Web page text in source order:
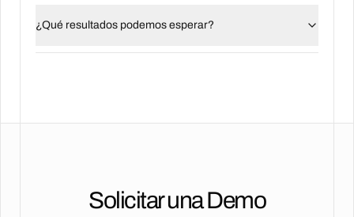
¿Qué resultados podemos esperar?
Solicitar una Demo